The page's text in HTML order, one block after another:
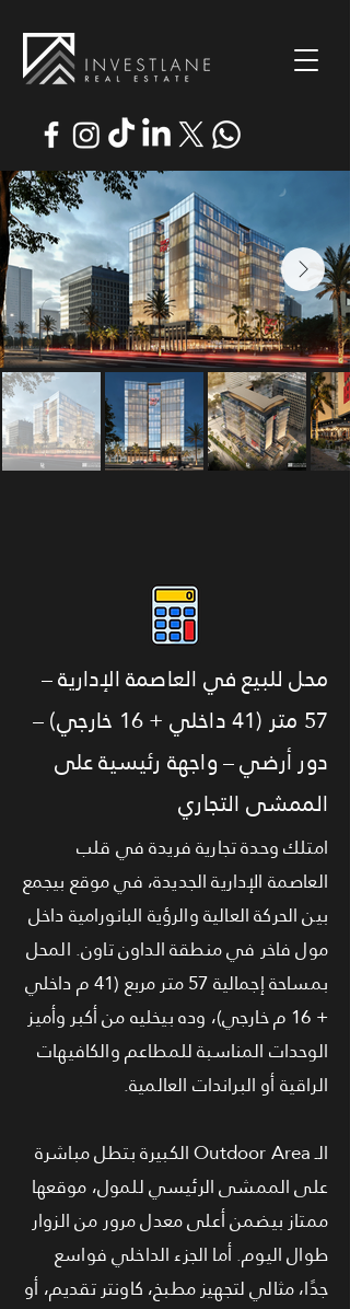
محل للبيع في العاصمة الإدارية –
57 متر (41 داخلي + 16 خارجي) –
دور أرضي – واجهة رئيسية على
الممشى التجاري
امتلك وحدة تجارية فريدة في قلب
العاصمة الإدارية الجديدة، في موقع بيجمع
بين الحركة العالية والرؤية البانورامية داخل
مول فاخر في منطقة الداون تاون. المحل
بمساحة إجمالية 57 متر مربع (41 م داخلي
+ 16 م خارجي)، وده بيخليه من أكبر وأميز
الوحدات المناسبة للمطاعم والكافيهات
الراقية أو البراندات العالمية.
الـ Outdoor Area الكبيرة بتطل مباشرة
على الممشى الرئيسي للمول، موقعها
ممتاز بيضمن أعلى معدل مرور من الزوار
طوال اليوم. أما الجزء الداخلي فواسع
جدًا، مثالي لتجهيز مطبخ، كاونتر تقديم، أو